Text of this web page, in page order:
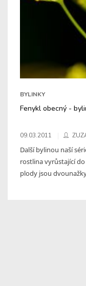
BYLINKY
Fenykl obecný -
09.03.2011
Další bylinou naší
rostlina vyrůstající
plody jsou